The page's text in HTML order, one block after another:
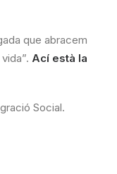
que abracem
Ací està la
Social.